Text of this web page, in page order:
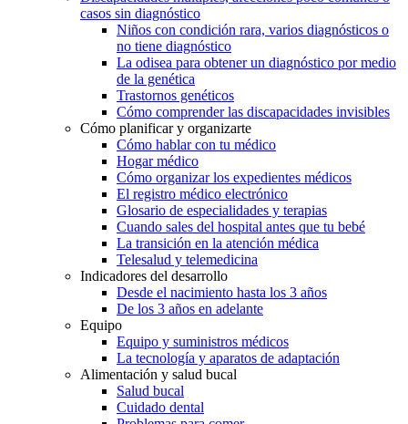
casos sin diagnóstico
Niños con condición rara, varios diagnósticos o
no tiene diagnóstico
La odisea para obtener un diagnóstico por medio
de la genética
Trastornos genéticos
Cómo comprender las discapacidades invisibles
Cómo planificar y organizarte
Cómo hablar con tu médico
Hogar médico
Cómo organizar los expedientes médicos
El registro médico electrónico
Glosario de especialidades y terapias
Cuando sales del hospital antes que tu bebé
La transición en la atención médica
Telesalud y telemedicina
Indicadores del desarrollo
Desde el nacimiento hasta los 3 años
De los 3 años en adelante
Equipo
Equipo y suministros médicos
La tecnología y aparatos de adaptación
Alimentación y salud bucal
Salud bucal
Cuidado dental